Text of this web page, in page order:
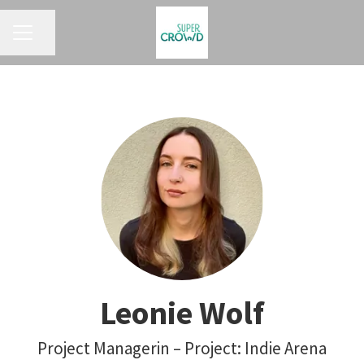
Leonie Wolf
Project Managerin – Project: Indie Arena